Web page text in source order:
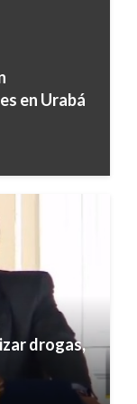
en Urabá
drogas,